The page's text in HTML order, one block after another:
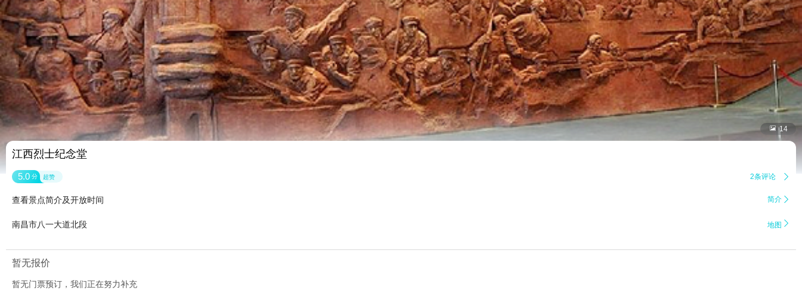
 14
江西烈士纪念堂
5.0 分 超赞 2条评论 
查看景点简介及开放时间 简介 
南昌市八一大道北段 地图 
暂无报价
暂无门票预订，我们正在努力补充